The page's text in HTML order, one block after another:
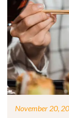
November 20,